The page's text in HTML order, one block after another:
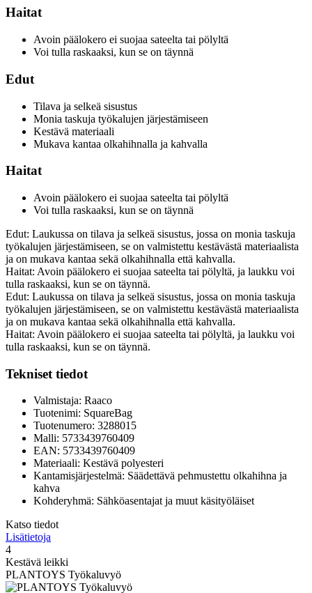
Haitat
Avoin päälokero ei suojaa sateelta tai pölyltä
Voi tulla raskaaksi, kun se on täynnä
Edut
Tilava ja selkeä sisustus
Monia taskuja työkalujen järjestämiseen
Kestävä materiaali
Mukava kantaa olkahihnalla ja kahvalla
Haitat
Avoin päälokero ei suojaa sateelta tai pölyltä
Voi tulla raskaaksi, kun se on täynnä
Edut: Laukussa on tilava ja selkeä sisustus, jossa on monia taskuja
työkalujen järjestämiseen, se on valmistettu kestävästä materiaalista
ja on mukava kantaa sekä olkahihnalla että kahvalla.
Haitat: Avoin päälokero ei suojaa sateelta tai pölyltä, ja laukku voi
tulla raskaaksi, kun se on täynnä.
Edut: Laukussa on tilava ja selkeä sisustus, jossa on monia taskuja
työkalujen järjestämiseen, se on valmistettu kestävästä materiaalista
ja on mukava kantaa sekä olkahihnalla että kahvalla.
Haitat: Avoin päälokero ei suojaa sateelta tai pölyltä, ja laukku voi
tulla raskaaksi, kun se on täynnä.
Tekniset tiedot
Valmistaja: Raaco
Tuotenimi: SquareBag
Tuotenumero: 3288015
Malli: 5733439760409
EAN: 5733439760409
Materiaali: Kestävä polyesteri
Kantamisjärjestelmä: Säädettävä pehmustettu olkahihna ja
kahva
Kohderyhmä: Sähköasentajat ja muut käsityöläiset
Katso tiedot
Lisätietoja
4
Kestävä leikki
PLANTOYS Työkaluvyö